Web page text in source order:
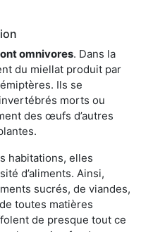
omnivores. Dans la
du miellat produit par
Ils se
morts ou
des œufs d’autres
habitations, elles
d’aliments. Ainsi,
sucrés, de viandes,
toutes matières
de presque tout ce